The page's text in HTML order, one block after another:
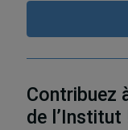
Contribuez
de l’Institut